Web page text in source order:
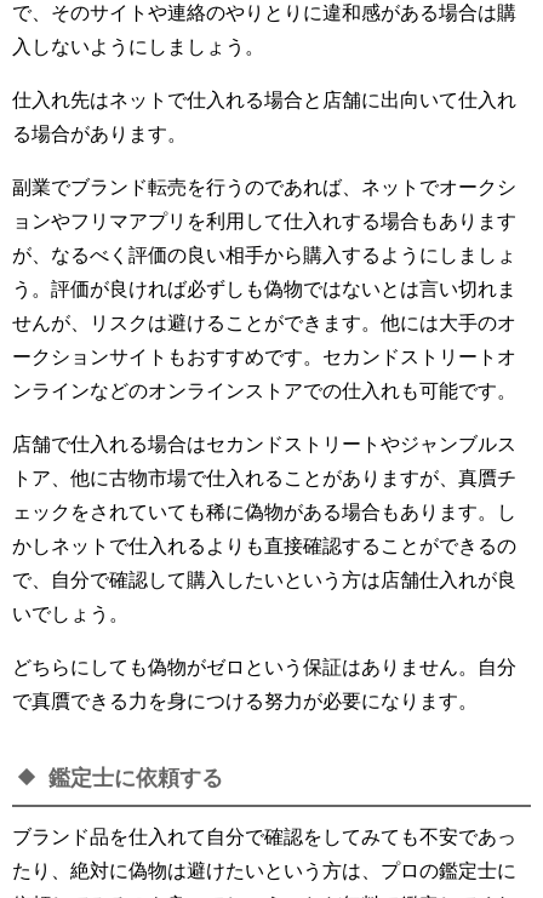
で、そのサイトや連絡のやりとりに違和感がある場合は購
入しないようにしましょう。
仕入れ先はネットで仕入れる場合と店舗に出向いて仕入れ
る場合があります。
副業でブランド転売を行うのであれば、ネットでオークシ
ョンやフリマアプリを利用して仕入れする場合もあります
が、なるべく評価の良い相手から購入するようにしましょ
う。評価が良ければ必ずしも偽物ではないとは言い切れま
せんが、リスクは避けることができます。他には大手のオ
ークションサイトもおすすめです。セカンドストリートオ
ンラインなどのオンラインストアでの仕入れも可能です。
店舗で仕入れる場合はセカンドストリートやジャンブルス
トア、他に古物市場で仕入れることがありますが、真贋チ
ェックをされていても稀に偽物がある場合もあります。し
かしネットで仕入れるよりも直接確認することができるの
で、自分で確認して購入したいという方は店舗仕入れが良
いでしょう。
どちらにしても偽物がゼロという保証はありません。自分
で真贋できる力を身につける努力が必要になります。
鑑定士に依頼する
ブランド品を仕入れて自分で確認をしてみても不安であっ
たり、絶対に偽物は避けたいという方は、プロの鑑定士に